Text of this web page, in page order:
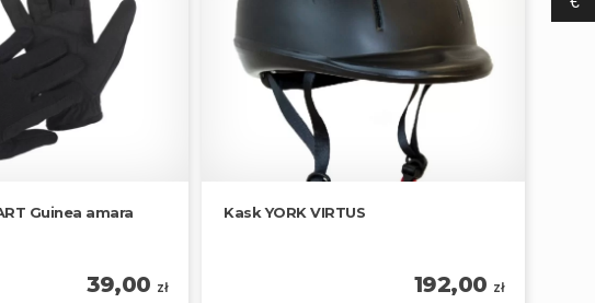
Guinea amara
39,00 zł
Kask YORK VIRTUS
192,00 zł